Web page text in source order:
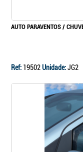
AUTO PARAVENTOS /
Ref: 19502Unidade:JG2